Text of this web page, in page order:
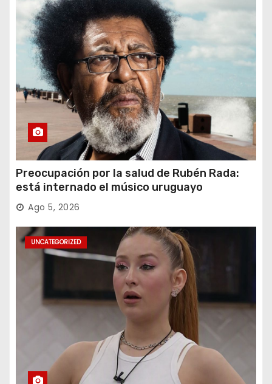
Preocupación por la salud de Rubén Rada:
está internado el músico uruguayo
Ago 5, 2026
UNCATEGORIZED